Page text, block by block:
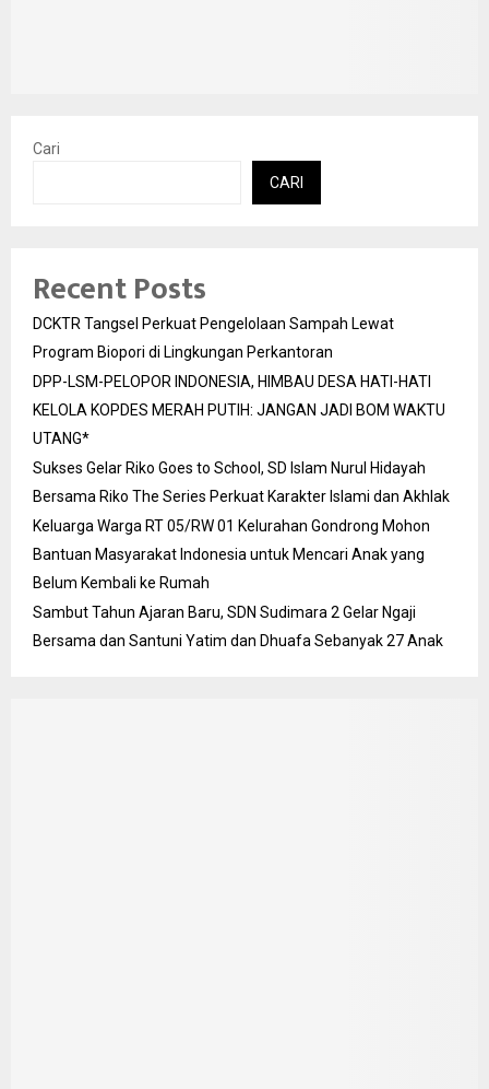
Cari
CARI
Recent Posts
DCKTR Tangsel Perkuat Pengelolaan Sampah Lewat
Program Biopori di Lingkungan Perkantoran
DPP-LSM-PELOPOR INDONESIA, HIMBAU DESA HATI-HATI
KELOLA KOPDES MERAH PUTIH: JANGAN JADI BOM WAKTU
UTANG*
Sukses Gelar Riko Goes to School, SD Islam Nurul Hidayah
Bersama Riko The Series Perkuat Karakter Islami dan Akhlak
Keluarga Warga RT 05/RW 01 Kelurahan Gondrong Mohon
Bantuan Masyarakat Indonesia untuk Mencari Anak yang
Belum Kembali ke Rumah
Sambut Tahun Ajaran Baru, SDN Sudimara 2 Gelar Ngaji
Bersama dan Santuni Yatim dan Dhuafa Sebanyak 27 Anak